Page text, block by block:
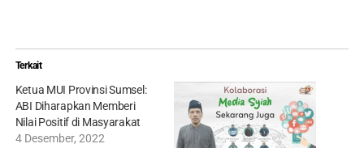
Terkait
Ketua MUI Provinsi Sumsel:
ABI Diharapkan Memberi
Nilai Positif di Masyarakat
4 Desember, 2022